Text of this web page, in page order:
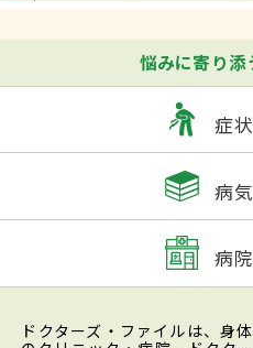
悩みに寄り添
症状
病気
病院
ドクターズ・ファイルは、身